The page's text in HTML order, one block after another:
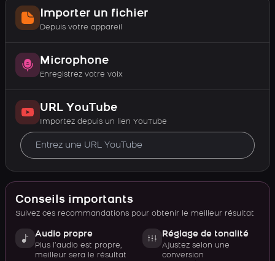
Importer un fichier
Depuis votre appareil
Microphone
Enregistrez votre voix
URL YouTube
Importez depuis un lien YouTube
Conseils importants
Suivez ces recommandations pour obtenir le meilleur résultat
Audio propre
Plus l’audio est propre,
meilleur sera le résultat
Réglage de tonalité
Ajustez selon une
conversion